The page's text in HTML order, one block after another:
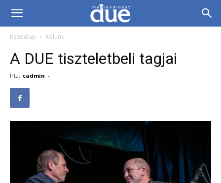
DUE
Médiahálózat…
Kezdőlap Rólunk
A DUE tiszteletbeli tagjai
Írta: cadmin -